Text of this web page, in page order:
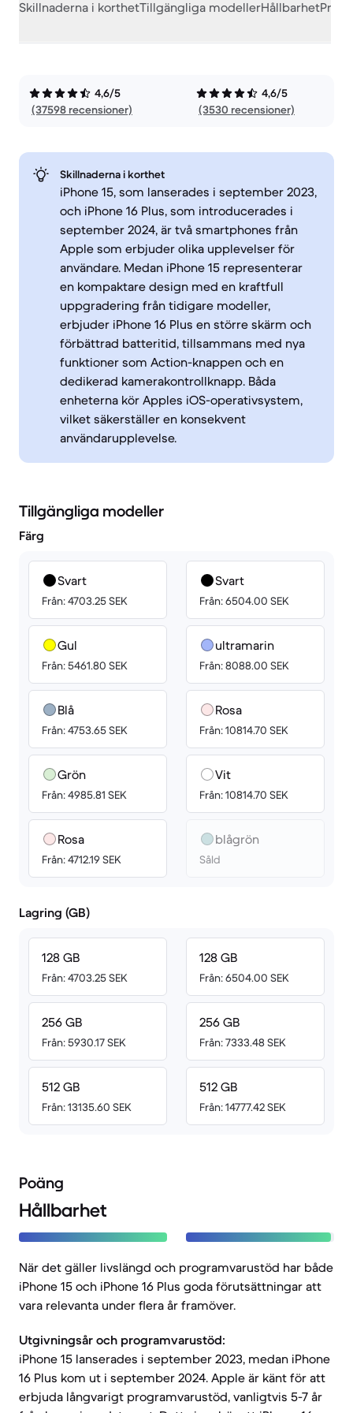
Skillnaderna i korthetTillgängliga modellerHållbarhet
4,6/5
(37598 recensioner)
4,6/5
(3530 recensioner)
Skillnaderna i korthet
iPhone 15, som lanserades i september 2023,
och iPhone 16 Plus, som introducerades i
september 2024, är två smartphones från
Apple som erbjuder olika upplevelser för
användare. Medan iPhone 15 representerar
en kompaktare design med en kraftfull
uppgradering från tidigare modeller,
erbjuder iPhone 16 Plus en större skärm och
förbättrad batteritid, tillsammans med nya
funktioner som Action-knappen och en
dedikerad kamerakontrollknapp. Båda
enheterna kör Apples iOS-operativsystem,
vilket säkerställer en konsekvent
användarupplevelse.
Tillgängliga modeller
Färg
Svart
Från: 4703.25 SEK
Gul
Från: 5461.80 SEK
Blå
Från: 4753.65 SEK
Grön
Från: 4985.81 SEK
Rosa
Från: 4712.19 SEK
Svart
Från: 6504.00 SEK
ultramarin
Från: 8088.00 SEK
Rosa
Från: 10814.70 SEK
Vit
Från: 10814.70 SEK
blågrön
Såld
Lagring (GB)
128 GB
Från: 4703.25 SEK
256 GB
Från: 5930.17 SEK
512 GB
Från: 13135.60 SEK
128 GB
Från: 6504.00 SEK
256 GB
Från: 7333.48 SEK
512 GB
Från: 14777.42 SEK
Poäng
Hållbarhet
När det gäller livslängd och programvarustöd har både
iPhone 15 och iPhone 16 Plus goda förutsättningar att
vara relevanta under flera år framöver.
Utgivningsår och programvarustöd:
iPhone 15 lanserades i september 2023, medan iPhone
16 Plus kom ut i september 2024. Apple är känt för att
erbjuda långvarigt programvarustöd, vanligtvis 5-7 år